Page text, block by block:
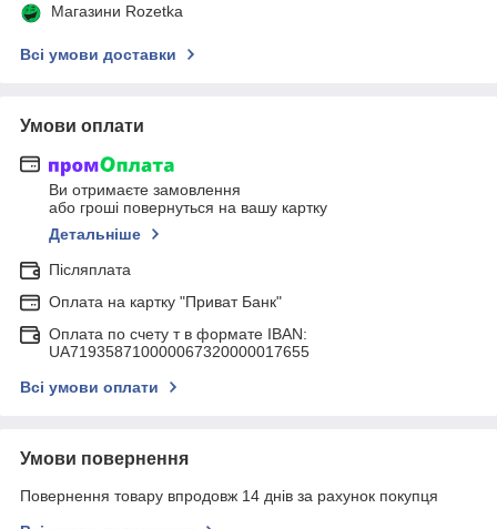
Магазини Rozetka
Всі умови доставки
Умови оплати
Ви отримаєте замовлення
або гроші повернуться на вашу картку
Детальніше
Післяплата
Оплата на картку "Приват Банк"
Оплата по счету т в формате IBAN:
UA719358710000067320000017655
Всі умови оплати
Умови повернення
Повернення товару впродовж 14 днів за рахунок покупця